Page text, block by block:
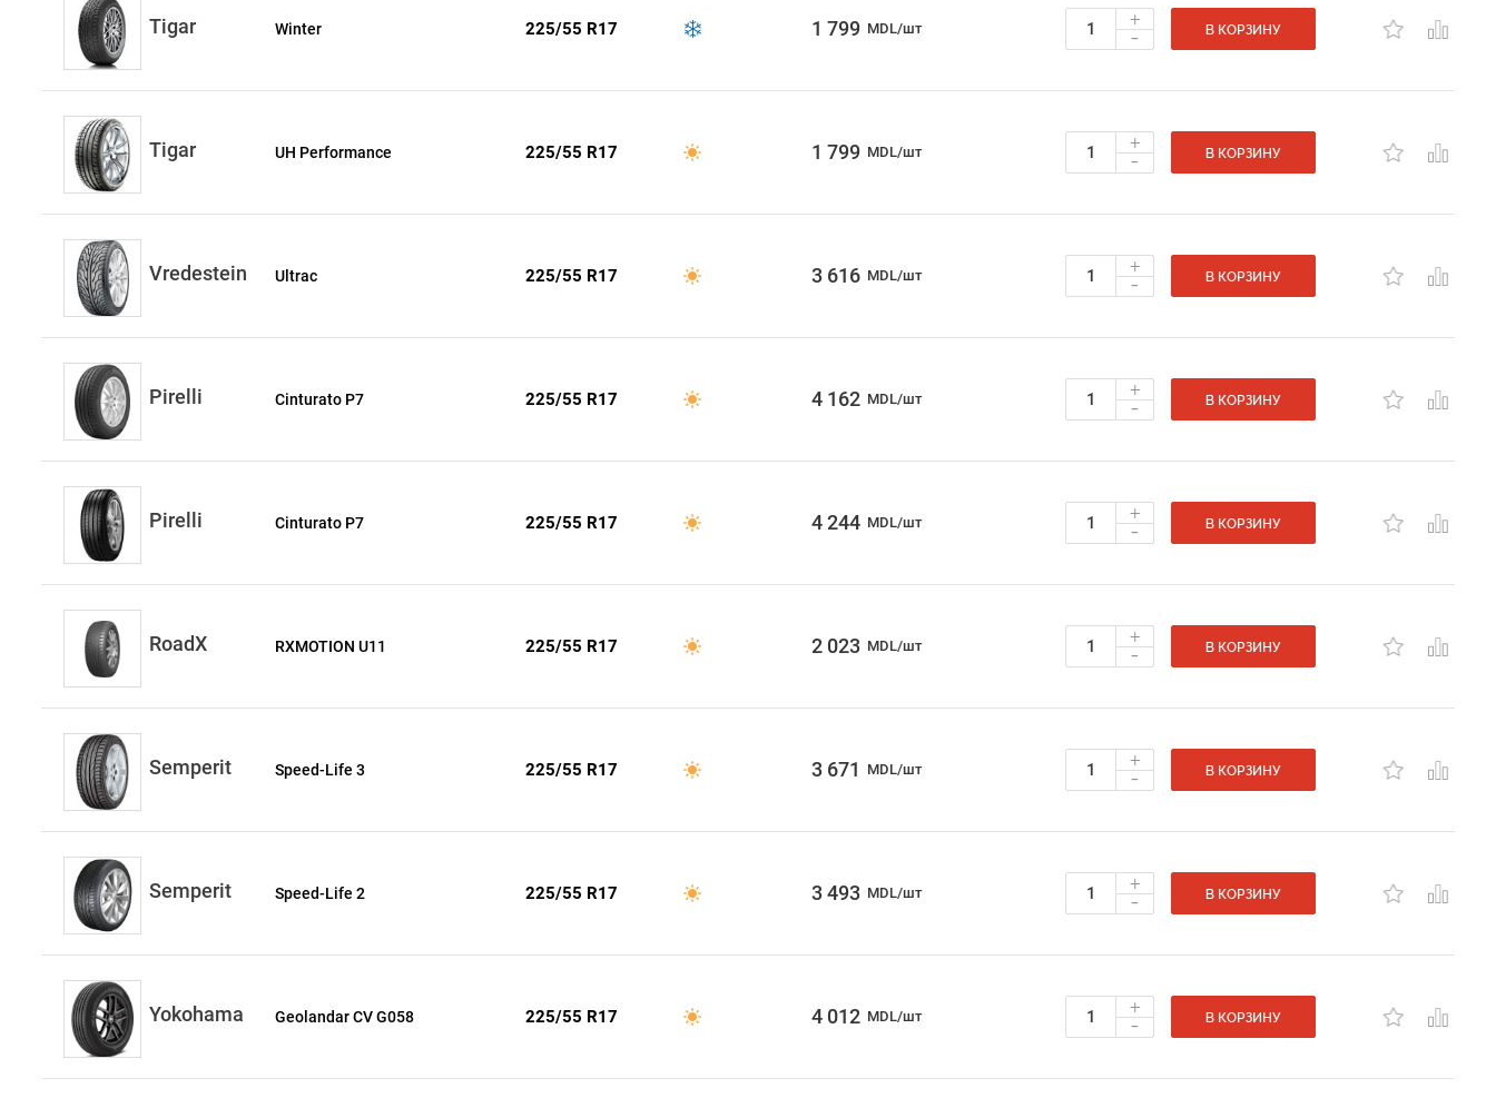
Tigar Winter 225/55 R17 1 799 MDL/шт +
- В КОРЗИНУ
Tigar UH Performance 225/55 R17 1 799 MDL/шт +
- В КОРЗИНУ
Vredestein Ultrac 225/55 R17 3 616 MDL/шт +
- В КОРЗИНУ
Pirelli Cinturato P7 225/55 R17 4 162 MDL/шт +
- В КОРЗИНУ
Pirelli Cinturato P7 225/55 R17 4 244 MDL/шт +
- В КОРЗИНУ
RoadX RXMOTION U11 225/55 R17 2 023 MDL/шт +
- В КОРЗИНУ
Semperit Speed-Life 3 225/55 R17 3 671 MDL/шт +
- В КОРЗИНУ
Semperit Speed-Life 2 225/55 R17 3 493 MDL/шт +
- В КОРЗИНУ
Yokohama Geolandar CV G058 225/55 R17 4 012 MDL/шт +
- В КОРЗИНУ